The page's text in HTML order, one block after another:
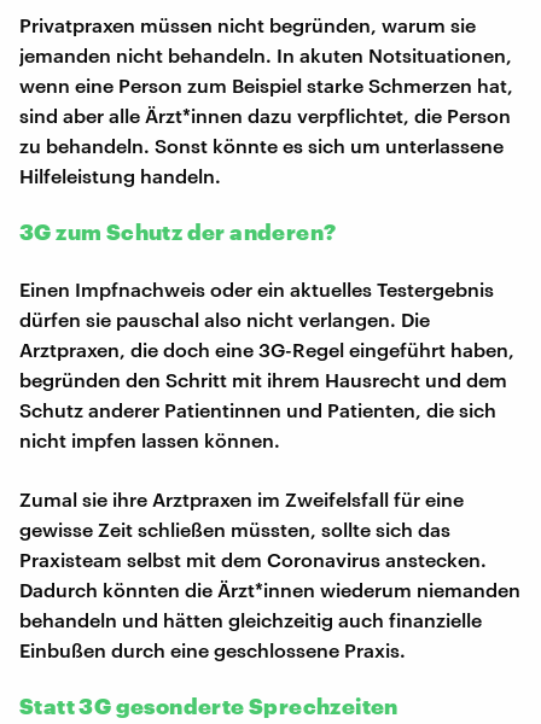
Privatpraxen müssen nicht begründen, warum sie
jemanden nicht behandeln. In akuten Notsituationen,
wenn eine Person zum Beispiel starke Schmerzen hat,
sind aber alle Ärzt*innen dazu verpflichtet, die Person
zu behandeln. Sonst könnte es sich um unterlassene
Hilfeleistung handeln.
3G zum Schutz der anderen?
Einen Impfnachweis oder ein aktuelles Testergebnis
dürfen sie pauschal also nicht verlangen. Die
Arztpraxen, die doch eine 3G-Regel eingeführt haben,
begründen den Schritt mit ihrem Hausrecht und dem
Schutz anderer Patientinnen und Patienten, die sich
nicht impfen lassen können.
Zumal sie ihre Arztpraxen im Zweifelsfall für eine
gewisse Zeit schließen müssten, sollte sich das
Praxisteam selbst mit dem Coronavirus anstecken.
Dadurch könnten die Ärzt*innen wiederum niemanden
behandeln und hätten gleichzeitig auch finanzielle
Einbußen durch eine geschlossene Praxis.
Statt 3G gesonderte Sprechzeiten